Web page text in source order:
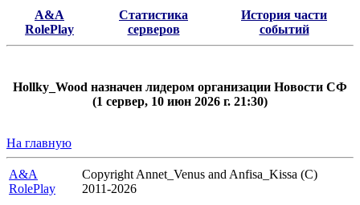
A&A
RolePlay
Статистика
серверов
История части
событий
Hollky_Wood назначен лидером организации Новости СФ
(1 сервер, 10 июн 2026 г. 21:30)
На главную
A&A
RolePlay
Copyright Annet_Venus and Anfisa_Kissa (C)
2011-2026